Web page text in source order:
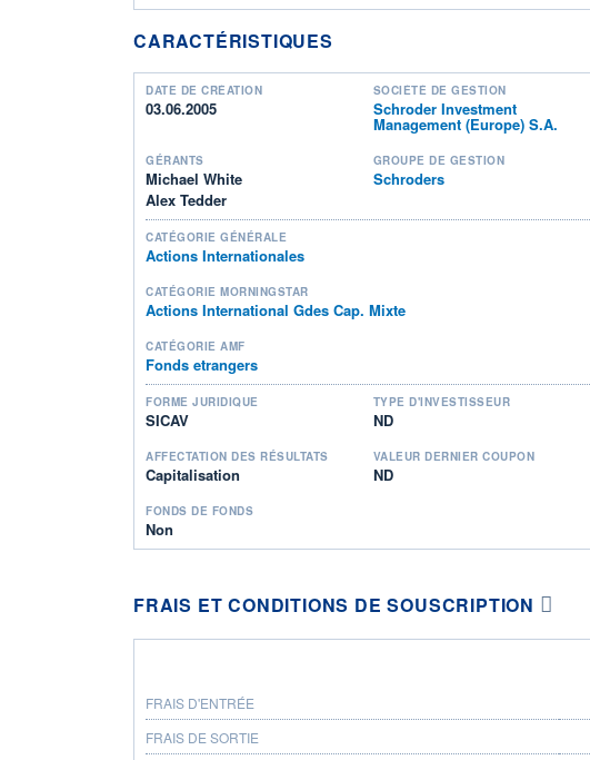
CARACTÉRISTIQUES
DATE DE CRÉATION
03.06.2005
SOCIÉTÉ DE GESTION
Schroder Investment
Management (Europe) S.A.
GÉRANTS
Michael White
Alex Tedder
GROUPE DE GESTION
Schroders
CATÉGORIE GÉNÉRALE
Actions Internationales
CATÉGORIE MORNINGSTAR
Actions International Gdes Cap. Mixte
CATÉGORIE AMF
Fonds etrangers
FORME JURIDIQUE
SICAV
TYPE D'INVESTISSEUR
ND
AFFECTATION DES RÉSULTATS
Capitalisation
VALEUR DERNIER COUPON
ND
FONDS DE FONDS
Non
FRAIS ET CONDITIONS DE SOUSCRIPTION
FRAIS D'ENTRÉE
FRAIS DE SORTIE